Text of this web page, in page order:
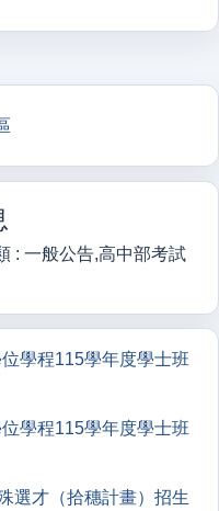
: 一般公告,高中部考試
學程115學年度學士班
學程115學年度學士班
選才（拾穗計畫）招生